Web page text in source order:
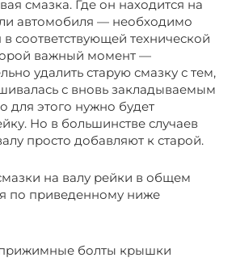
смазка. Где он находится на
автомобиля — необходимо
в соответствующей технической
важный момент —
удалить старую смазку с тем,
с вновь закладываемым
для этого нужно будет
Но в большинстве случаев
просто добавляют к старой.
на валу рейки в общем
по приведенному ниже
прижимные болты крышки